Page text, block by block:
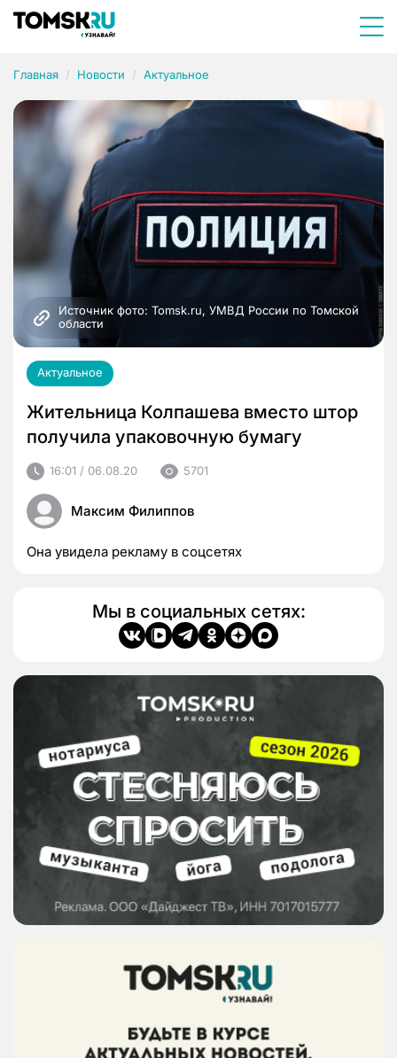
Главная Новости Актуальное
Источник фото: Tomsk.ru, УМВД России по Томской
области
Актуальное
Жительница Колпашева вместо штор
получила упаковочную бумагу
16:01 / 06.08.20 5701
Максим Филиппов
Она увидела рекламу в соцсетях
Мы в социальных сетях: